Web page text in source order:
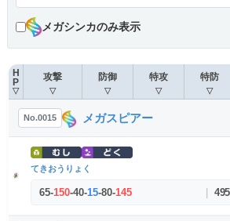
メガシンカのみ表示
H
P
▽
攻撃
▽
防御
▽
特攻
▽
特防
▽
No.0015 メガスピアー
てきおうりょく
65-150-40-15-80-145 | 495